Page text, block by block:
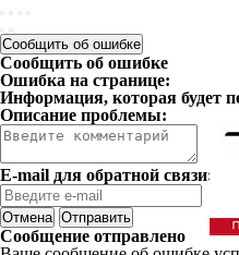
Сообщить об ошибке
Сообщить об ошибке
Ошибка на странице:
Информация, которая будет
Описание проблемы:
E-mail для обратной связи:
Отмена Отправить
Сообщение отправлено